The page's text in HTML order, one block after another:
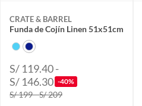
CRATE & BARREL
Funda de Cojín Linen 51x51cm
S/ 119.40 -
S/ 146.30 -40%
S/ 199 - S/ 209